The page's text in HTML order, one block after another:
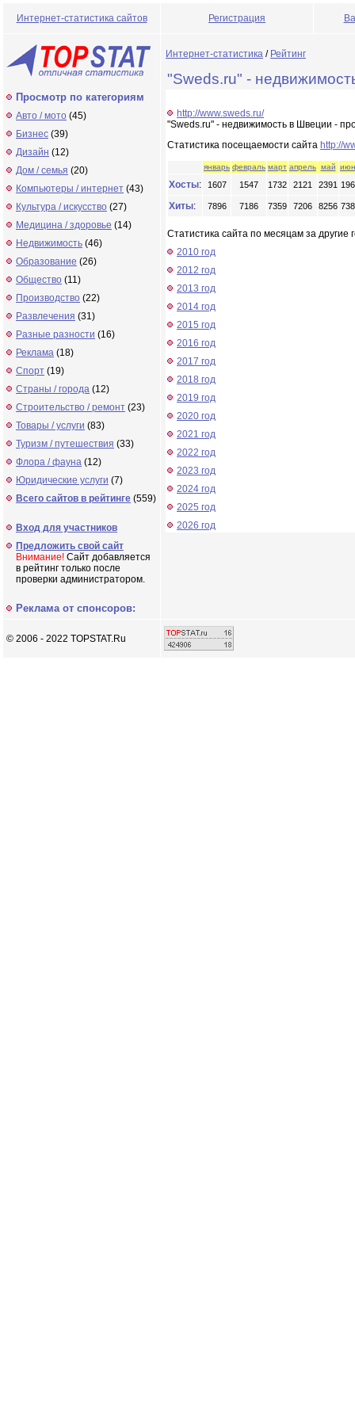
Интернет-статистика сайтов Регистрация
Просмотр по категориям
Авто / мото (45)
Бизнес (39)
Дизайн (12)
Дом / семья (20)
Компьютеры / интернет (43)
Культура / искусство (27)
Медицина / здоровье (14)
Недвижимость (46)
Образование (26)
Общество (11)
Производство (22)
Развлечения (31)
Разные разности (16)
Реклама (18)
Спорт (19)
Страны / города (12)
Строительство / ремонт (23)
Товары / услуги (83)
Туризм / путешествия (33)
Флора / фауна (12)
Юридические услуги (7)
Всего сайтов в рейтинге (559)
Вход для участников
Предложить свой сайт
Внимание! Сайт добавляется
в рейтинг только после
проверки администратором.
Реклама от спонсоров:
Интернет-статистика / Рейтинг
"Sweds.ru" -
http://www.sweds.ru/
"Sweds.ru" - недвижимость в Швеции -
Статистика посещаемости сайта http://
январь февраль март апрель май
Хосты: 1607 1547 1732 2121 2391
Хиты: 7896 7186 7359 7206 8256
Статистика сайта по месяцам за другие
2010 год
2012 год
2013 год
2014 год
2015 год
2016 год
2017 год
2018 год
2019 год
2020 год
2021 год
2022 год
2023 год
2024 год
2025 год
2026 год
© 2006 - 2022 TOPSTAT.Ru